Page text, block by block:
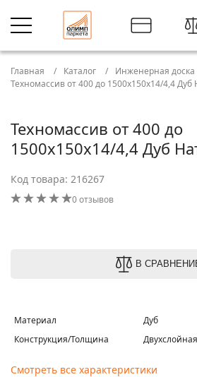
Главная Каталог Инженерная доска
Техномассив от 400 до 1500х150х14/4,4 Дуб
Техномассив от 400 до
1500х150х14/4,4 Дуб
Код товара: 216267
0 отзывов
В
Материал
Дуб
Конструкция/Толщина
Смотреть все характеристики